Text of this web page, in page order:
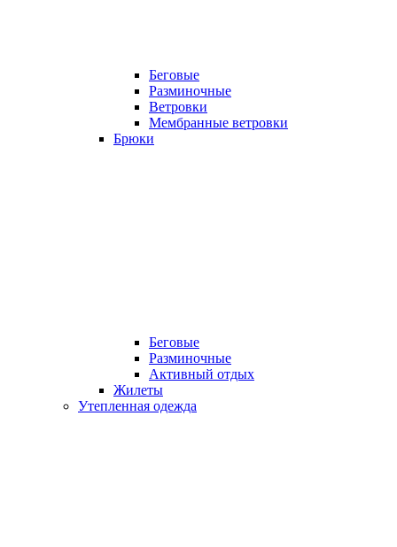
Беговые
Разминочные
Ветровки
Мембранные ветровки
Брюки
Беговые
Разминочные
Активный отдых
Жилеты
Утепленная одежда